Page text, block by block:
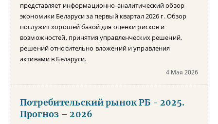
представляет информационно-аналитический обзор
экономики Беларуси за первый квартал 2026 г. Обзор
послужит хорошей базой для оценки рисков и
возможностей, принятия управленческих решений,
решений относительно вложений и управления
активами в Беларуси.
4 Мая 2026
Потребительский рынок РБ - 2025.
Прогноз – 2026